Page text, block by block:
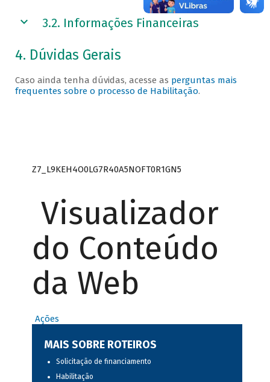
3.2. Informações Financeiras
4. Dúvidas Gerais
Caso ainda tenha dúvidas, acesse as perguntas mais
frequentes sobre o processo de Habilitação.
Z7_L9KEH4O0LG7R40A5NOFT0R1GN5
Visualizador
do Conteúdo
da Web
Ações
MAIS SOBRE ROTEIROS
Solicitação de financiamento
Habilitação